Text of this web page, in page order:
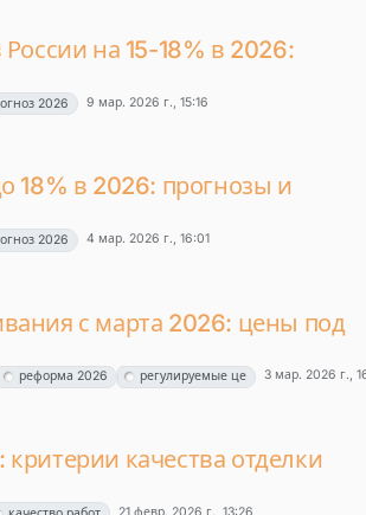
на 15-18% в 2026:
2026 9 мар. 2026 г., 15:16
18% в 2026: прогнозы и
2026 4 мар. 2026 г., 16:01
с марта 2026: цены под
реформа 2026 регулируемые це 3 мар. 2026 г.,
качества отделки
21 февр. 2026 г., 13:26